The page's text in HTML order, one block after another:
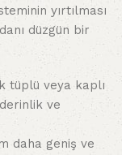
yırtılması
düzgün bir
tüplü veya kaplı
ve
daha geniş ve